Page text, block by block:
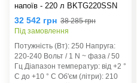
напоїв - 220 л BKTG220SSN
32 542 грн 38 285 грн
Під замовлення
Потужність (Вт): 250 Напруга:
220-240 Вольт / 1 N ~ фаза / 50
Гц Діапазон температур: від +2 °
C до +10 ° C Об'єм (літри): 210